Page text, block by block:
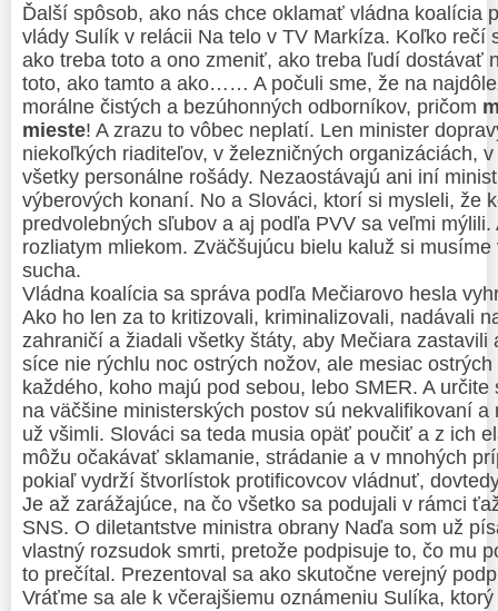
Ďalší spôsob, ako nás chce oklamať vládna koalícia
vlády Sulík v relácii Na telo v TV Markíza. Koľko rečí
ako treba toto a ono zmeniť, ako treba ľudí dostávať
toto, ako tamto a ako…… A počuli sme, že na
morálne čistých a bezúhonných odborníkov, pričom
mieste! A zrazu to vôbec neplatí. Len minister
niekoľkých riaditeľov, v železničných organizáciách,
všetky personálne rošády. Nezaostávajú ani iní
výberových konaní. No a Slováci, ktorí si mysleli, že
predvolebných sľubov a aj podľa PVV sa veľmi
rozliatym mliekom. Zväčšujúcu bielu kaluž si
sucha.
Vládna koalícia sa správa podľa Mečiarovo hesla
Ako ho len za to kritizovali, kriminalizovali, nadávali
zahraničí a žiadali všetky štáty, aby Mečiara zastavili
síce nie rýchlu noc ostrých nožov, ale mesiac
každého, koho majú pod sebou, lebo SMER. A určite
na väčšine ministerských postov sú nekvalifikovaní
už všimli. Slováci sa teda musia opäť poučiť a z ich
môžu očakávať sklamanie, strádanie a v mnohých
pokiaľ vydrží štvorlístok protificovcov vládnuť,
Je až zarážajúce, na čo všetko sa podujali v rámci
SNS. O diletantstve ministra obrany Naďa som už
vlastný rozsudok smrti, pretože podpisuje to, čo mu
to prečítal. Prezentoval sa ako skutočne verejný
Vráťme sa ale k včerajšiemu oznámeniu Sulíka,